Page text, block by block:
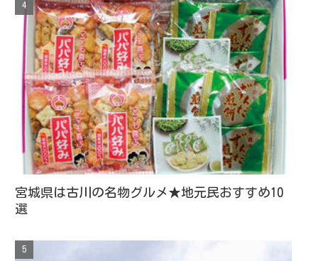
宮城県は古川の名物グルメ★地元民おすすめ10
選